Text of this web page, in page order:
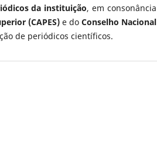
da instituição, em consonância
(CAPES)e do Conselho Nacional
de periódicos científicos.